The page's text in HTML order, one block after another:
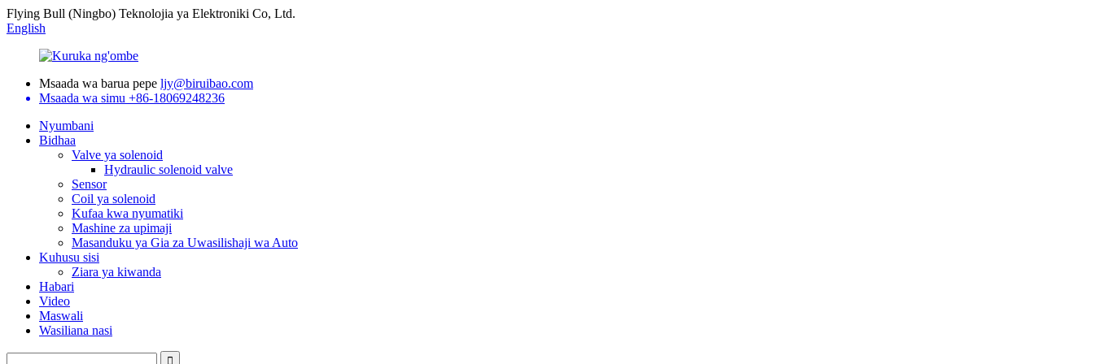
Flying Bull (Ningbo) Teknolojia ya Elektroniki Co, Ltd.
English
Msaada wa barua pepe ljy@biruibao.com
Msaada wa simu +86-18069248236
Nyumbani
Bidhaa
Valve ya solenoid
Hydraulic solenoid valve
Sensor
Coil ya solenoid
Kufaa kwa nyumatiki
Mashine za upimaji
Masanduku ya Gia za Uwasilishaji wa Auto
Kuhusu sisi
Ziara ya kiwanda
Habari
Video
Maswali
Wasiliana nasi